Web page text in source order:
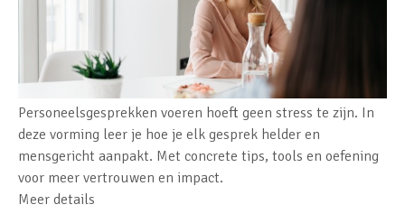
Personeelsgesprekken voeren hoeft geen stress te zijn. In
deze vorming leer je hoe je elk gesprek helder en
mensgericht aanpakt. Met concrete tips, tools en oefening
voor meer vertrouwen en impact.
Meer details